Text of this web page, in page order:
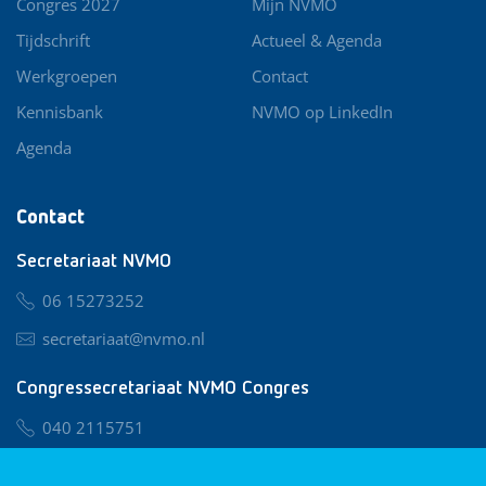
Contact
Secretariaat NVMO
06 15273252
secretariaat@nvmo.nl
Congressecretariaat NVMO Congres
040 2115751
Tijdschrift
Werkgroepen
Kennisbank
Agenda
Actueel & Agenda
Contact
NVMO op LinkedIn